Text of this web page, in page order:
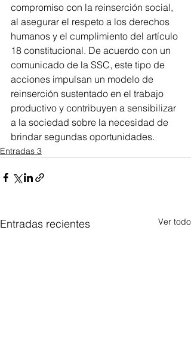
compromiso con la reinserción social,
al asegurar el respeto a los derechos
humanos y el cumplimiento del artículo
18 constitucional. De acuerdo con un
comunicado de la SSC, este tipo de
acciones impulsan un modelo de
reinserción sustentado en el trabajo
productivo y contribuyen a sensibilizar
a la sociedad sobre la necesidad de
brindar segundas oportunidades.
Entradas 3
Entradas recientes Ver todo